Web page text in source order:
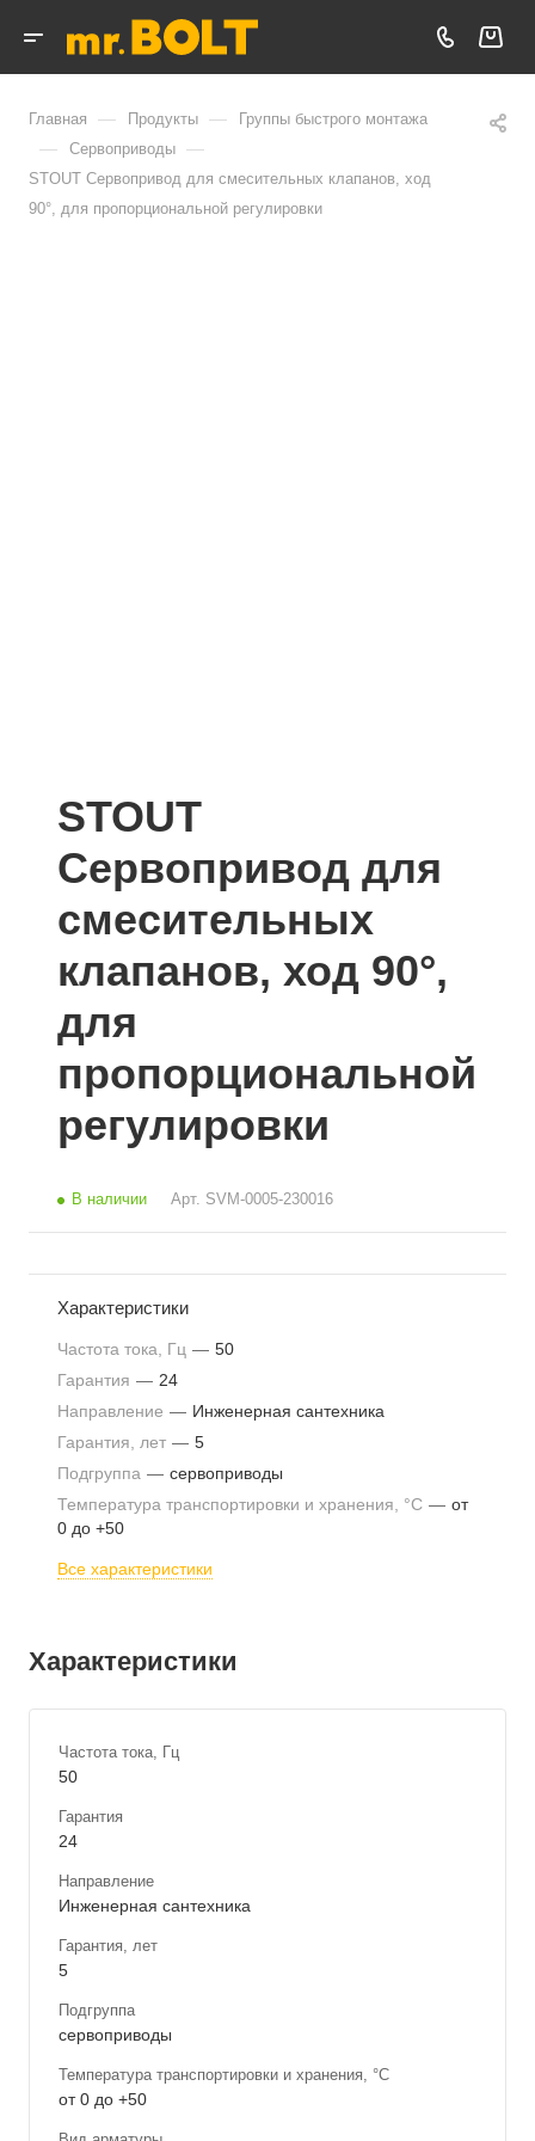
Главная — Продукты — Группы быстрого монтажа
— Сервоприводы —
STOUT Сервопривод для смесительных клапанов, ход
90°, для пропорциональной регулировки
STOUT
Сервопривод для
смесительных
клапанов, ход 90°,
для
пропорциональной
регулировки
В наличии Арт. SVM-0005-230016
Характеристики
Частота тока, Гц — 50
Гарантия — 24
Направление — Инженерная сантехника
Гарантия, лет — 5
Подгруппа — сервоприводы
Температура транспортировки и хранения, °С — от
0 до +50
Все характеристики
Характеристики
Частота тока, Гц
50
Гарантия
24
Направление
Инженерная сантехника
Гарантия, лет
5
Подгруппа
сервоприводы
Температура транспортировки и хранения, °С
от 0 до +50